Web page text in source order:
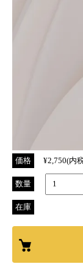
価格 ¥2,750(内
数量
在庫